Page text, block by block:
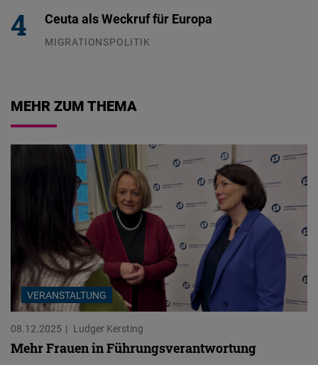
Ceuta als Weckruf für Europa
MIGRATIONSPOLITIK
MEHR ZUM THEMA
VERANSTALTUNG
08.12.2025 Ludger Kersting
Mehr Frauen in Führungsverantwortung